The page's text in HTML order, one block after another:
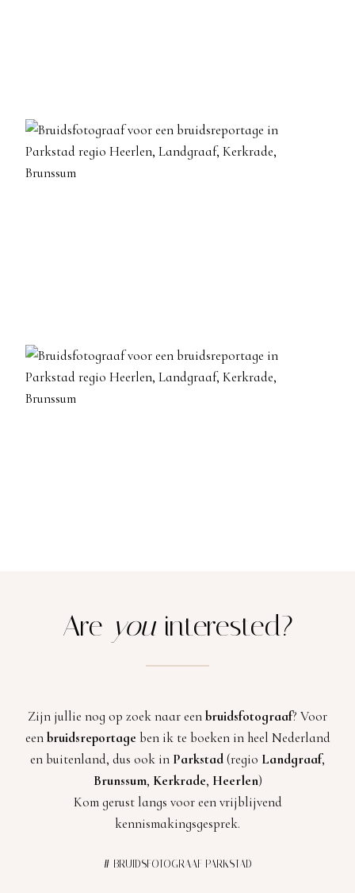
Are youinterested?
Zijn jullie nog op zoek naar eenbruidsfotograaf? Voor
eenbruidsreportage ben ik te boeken in heel Nederland
en buitenland, dus ook in Parkstad(regio Landgraaf,
Brunssum, Kerkrade, Heerlen)
Kom gerust langs voor een vrijblijvend
kennismakingsgesprek.
# BRUIDSFOTOGRAAF PARKSTAD